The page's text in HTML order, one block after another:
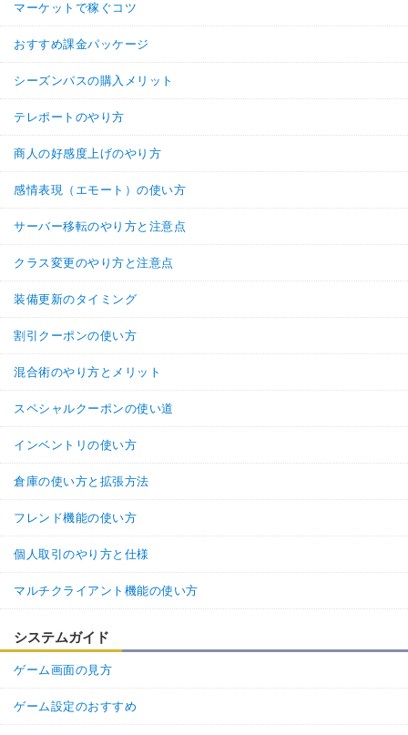
マーケットで稼ぐコツ
おすすめ課金パッケージ
シーズンパスの購入メリット
テレポートのやり方
商人の好感度上げのやり方
感情表現（エモート）の使い方
サーバー移転のやり方と注意点
クラス変更のやり方と注意点
装備更新のタイミング
割引クーポンの使い方
混合術のやり方とメリット
スペシャルクーポンの使い道
インベントリの使い方
倉庫の使い方と拡張方法
フレンド機能の使い方
個人取引のやり方と仕様
マルチクライアント機能の使い方
システムガイド
ゲーム画面の見方
ゲーム設定のおすすめ